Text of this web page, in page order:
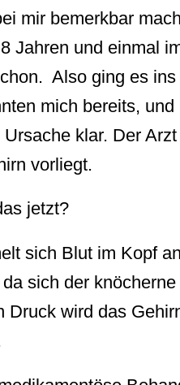
mir bemerkbar
Jahren und einmal
Also ging es
mich bereits,
klar. Der
vorliegt.
jetzt?
sich Blut im Kopf
sich der
Druck wird das